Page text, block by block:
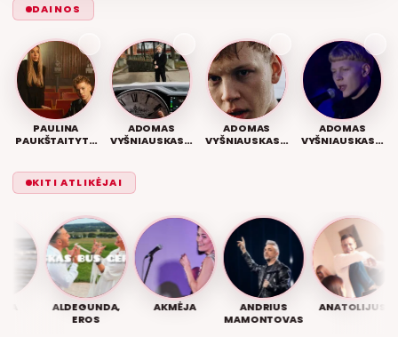
DAINOS
PAULINA
PAUKŠTAITYTĖ,
PAŽĮSTAMAS
JAUSMAS
ADOMAS
VYŠNIAUSKAS –
ADOMAS
VYŠNIAUSKAS –
ADOMAS
VYŠNIAUSKAS –
KITI ATLIKĖJAI
ALDEGUNDA,
EROS
AKMĖJA
ANDRIUS
MAMONTOVAS
ANATOLIJUS